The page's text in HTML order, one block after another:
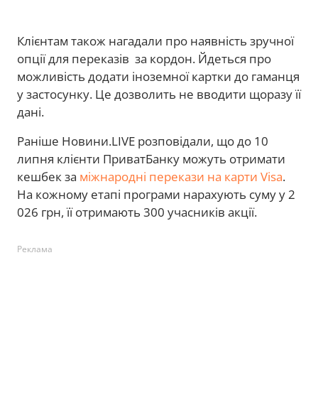
Клієнтам також нагадали про наявність зручної
опції для переказів за кордон. Йдеться про
можливість додати іноземної картки до гаманця
у застосунку. Це дозволить не вводити щоразу її
дані.
Раніше Новини.LIVE розповідали, що до 10
липня клієнти ПриватБанку можуть отримати
кешбек за міжнародні перекази на карти Visa.
На кожному етапі програми нарахують суму у 2
026 грн, її отримають 300 учасників акції.
Реклама